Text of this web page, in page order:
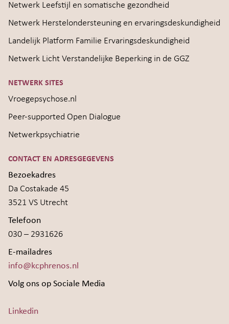
Netwerk Leefstijl en somatische gezondheid
Netwerk Herstelondersteuning en ervaringsdeskundigheid
Landelijk Platform Familie Ervaringsdeskundigheid
Netwerk Licht Verstandelijke Beperking in de GGZ
NETWERK SITES
Vroegepsychose.nl
Peer-supported Open Dialogue
Netwerkpsychiatrie
CONTACT EN ADRESGEGEVENS
Bezoekadres
Da Costakade 45
3521 VS Utrecht
Telefoon
030 – 2931626
E-mailadres
info@kcphrenos.nl
Volg ons op Sociale Media
Linkedin